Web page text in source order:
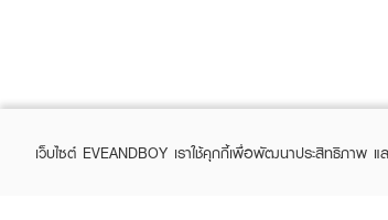
เว็บไซต์ EVEANDBOY เราใช้คุกกี้เพื่อพัฒนาประสิทธิภาพ